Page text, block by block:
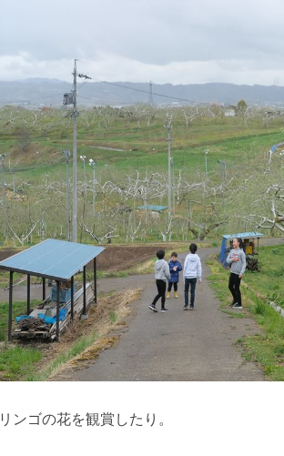
リンゴの花を観賞したり。